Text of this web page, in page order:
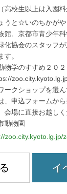
高校生以上は入園料
うと☆いのちかが
館、京都市青少年
化協会のスタッフ
す。
物学のすすめ２０
ークショップを選
、申込フォームか
会場に直接お越しく
動物園
イ